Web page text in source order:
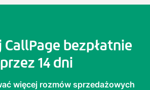
bezpłatnie
przez 14 dni
więcej rozmów sprzedażowych